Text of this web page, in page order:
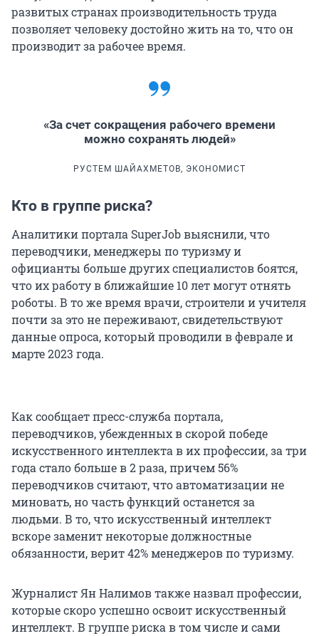
развитых странах производительность труда
позволяет человеку достойно жить на то, что он
производит за рабочее время.
«За счет сокращения рабочего времени
можно сохранять людей»
РУСТЕМ ШАЙАХМЕТОВ, ЭКОНОМИСТ
Кто в группе риска?
Аналитики портала SuperJob выяснили, что
переводчики, менеджеры по туризму и
официанты больше других специалистов боятся,
что их работу в ближайшие 10 лет могут отнять
роботы. В то же время врачи, строители и учителя
почти за это не переживают, свидетельствуют
данные опроса, который проводили в феврале и
марте 2023 года.
Как сообщает пресс-служба портала,
переводчиков, убежденных в скорой победе
искусственного интеллекта в их профессии, за три
года стало больше в 2 раза, причем 56%
переводчиков считают, что автоматизации не
миновать, но часть функций останется за
людьми. В то, что искусственный интеллект
вскоре заменит некоторые должностные
обязанности, верит 42% менеджеров по туризму.
Журналист Ян Налимов также назвал профессии,
которые скоро успешно освоит искусственный
интеллект. В группе риска в том числе и сами